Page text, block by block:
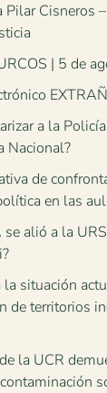
Pilar Cisneros
| 5 de
a la
Nacional?
de
en las
se alió a la
la situación
de territorios
la UCR